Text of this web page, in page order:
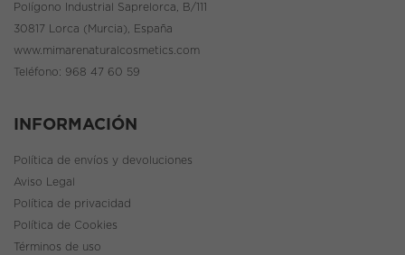
Polígono Industrial Saprelorca, B/111
30817 Lorca (Murcia), España
www.mimarenaturalcosmetics.com
Teléfono: 968 47 60 59
INFORMACIÓN
Política de envíos y devoluciones
Aviso Legal
Política de privacidad
Política de Cookies
Términos de uso